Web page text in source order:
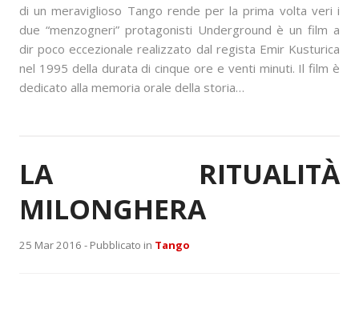
di un meraviglioso Tango rende per la prima volta veri i
due “menzogneri” protagonisti Underground è un film a
dir poco eccezionale realizzato dal regista Emir Kusturica
nel 1995 della durata di cinque ore e venti minuti. Il film è
dedicato alla memoria orale della storia…
LA RITUALITÀ
MILONGHERA
25 Mar 2016 - Pubblicato in Tango